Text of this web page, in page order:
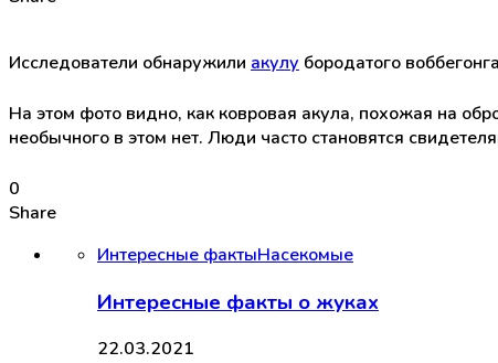
Исследователи обнаружили акулу бородатого
На этом фото видно, как ковровая акула, похожая на
необычного в этом нет. Люди часто становятся
0
Share
Интересные фактыНасекомые
Интересные факты о жуках
22.03.2021